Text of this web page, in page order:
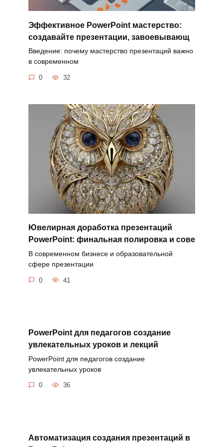
Эффективное PowerPoint мастерство:
создавайте презентации, завоевывающ
Введение: почему мастерство презентаций важно
в современном
0 32
Ювелирная доработка презентаций
PowerPoint: финальная полировка и сове
В современном бизнесе и образовательной
сфере презентации
0 41
PowerPoint для педагогов создание
увлекательных уроков и лекций
PowerPoint для педагогов создание
увлекательных уроков
0 36
Автоматизация создания презентаций в